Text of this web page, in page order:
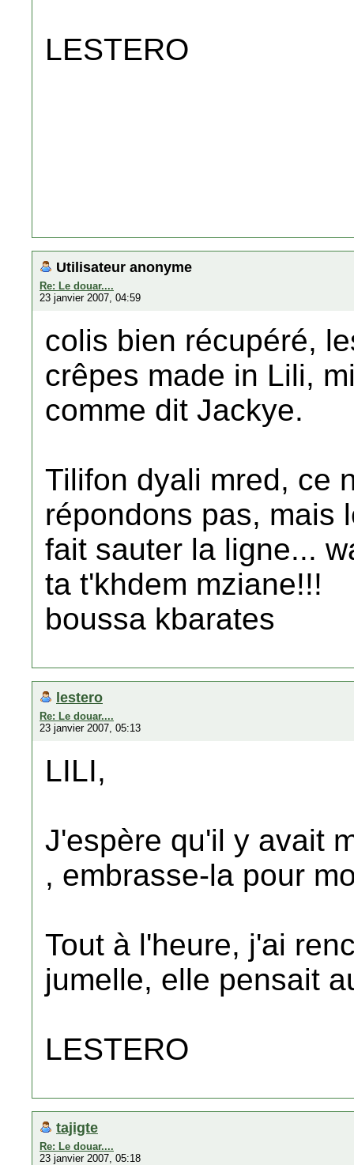
LESTERO
Utilisateur anonyme
Re: Le douar....
23 janvier 2007, 04:59
colis bien récupéré,
crêpes made in Lili,
comme dit Jackye.
Tilifon dyali mred, ce
répondons pas, mais
fait sauter la ligne...
ta t'khdem mziane!!!
boussa kbarates
lestero
Re: Le douar....
23 janvier 2007, 05:13
LILI,
J'espère qu'il y avait
, embrasse-la pour
Tout à l'heure, j'ai
jumelle, elle pensait
LESTERO
tajigte
Re: Le douar....
23 janvier 2007, 05:18